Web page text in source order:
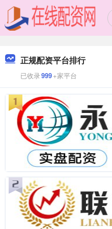
正规配资平台排行
已收录999+家平台